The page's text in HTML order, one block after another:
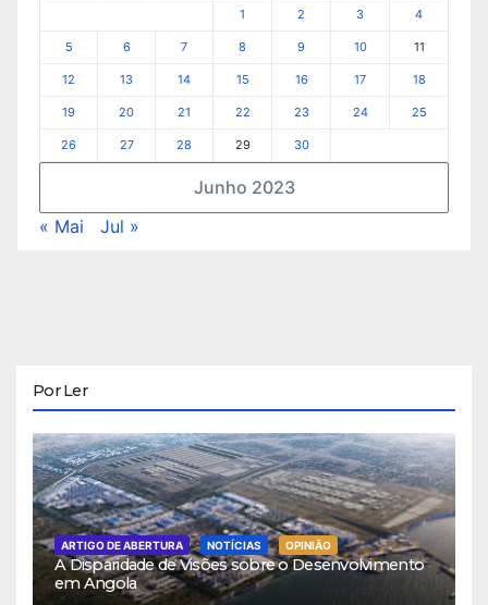
Junho 2023
1 2 3 4
5 6 7 8 9 10 11
12 13 14 15 16 17 18
19 20 21 22 23 24 25
26 27 28 29 30
« Mai Jul »
Por Ler
ARTIGO DE ABERTURA NOTÍCIAS OPINIÃO
A Disparidade de Visões sobre o Desenvolvimento
em Angola